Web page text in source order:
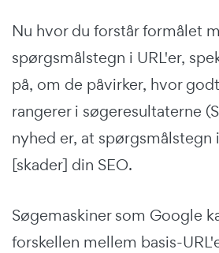
Nu hvor du forstår formålet
spørgsmålstegn i URL'er,
på, om de påvirker, hvor
rangerer i søgeresultaterne
nyhed er, at spørgsmålstegn
[skader] din SEO.
Søgemaskiner som Google
forskellen mellem basis-